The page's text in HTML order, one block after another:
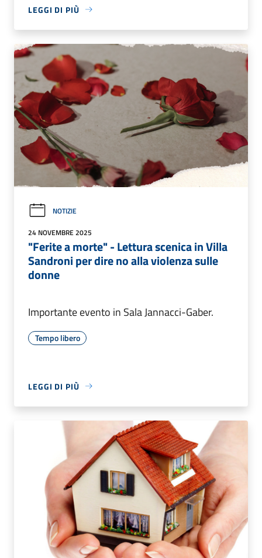
LEGGI DI PIÙ
NOTIZIE
24 NOVEMBRE 2025
"Ferite a morte" - Lettura scenica in Villa
Sandroni per dire no alla violenza sulle
donne
Importante evento in Sala Jannacci-Gaber.
Tempo libero
LEGGI DI PIÙ